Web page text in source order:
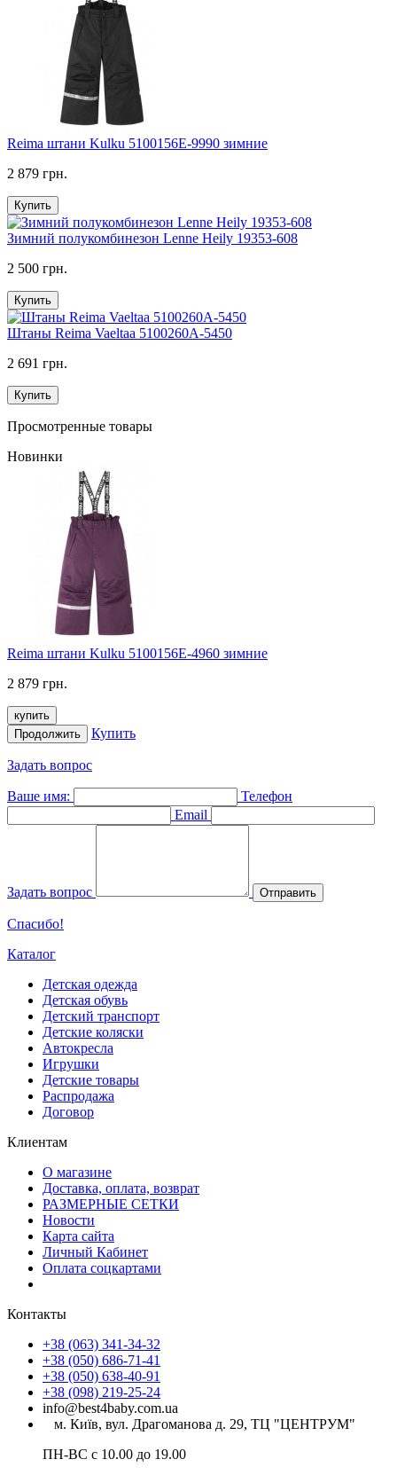
Reima штани Kulku 5100156E-9990 зимние
2 879 грн.
Купить
Зимний полукомбинезон Lenne Heily 19353-608
2 500 грн.
Купить
Штаны Reima Vaeltaa 5100260A-5450
2 691 грн.
Купить
Просмотренные товары
Новинки
Reima штани Kulku 5100156E-4960 зимние
2 879 грн.
купить
Продолжить
Купить
Задать вопрос
Ваше имя:
Телефон
Email
Задать вопрос Отправить
Спасибо!
Каталог
Детская одежда
Детская обувь
Детский транспорт
Детские коляски
Автокресла
Игрушки
Детские товары
Распродажа
Договор
Клиентам
О магазине
Доставка, оплата, возврат
РАЗМЕРНЫЕ СЕТКИ
Новости
Карта сайта
Личный Кабинет
Оплата соцкартами
Контакты
+38 (063) 341-34-32
+38 (050) 686-71-41
+38 (050) 638-40-91
+38 (098) 219-25-24
info@best4baby.com.ua
м. Київ, вул. Драгоманова д. 29, ТЦ "ЦЕНТРУМ"
ПН-ВС с 10.00 до 19.00